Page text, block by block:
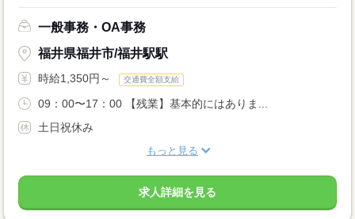
一般事務・OA事務
福井県福井市/福井駅駅
時給1,350円～ 交通費全額支給
09：00〜17：00 【残業】基本的にはありま...
土日祝休み
もっと見る
求人詳細を見る